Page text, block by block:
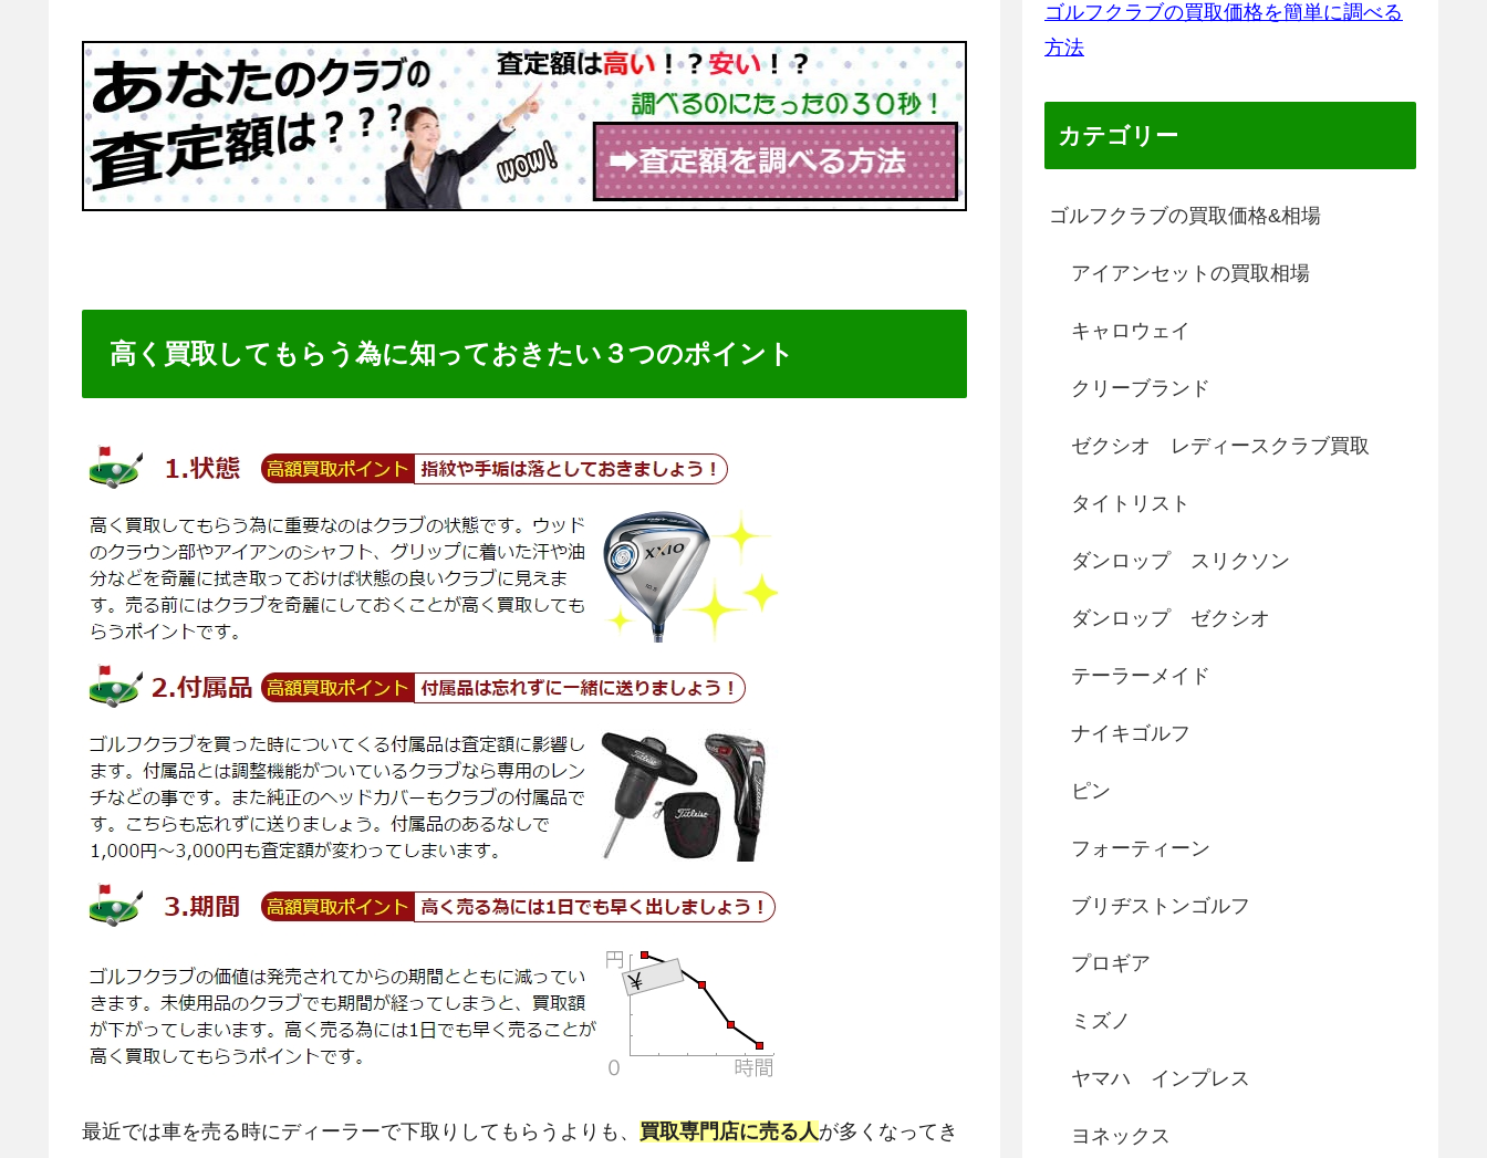
高く買取してもらう為に知っておきたい３つのポイント
最近では車を売る時にディーラーで下取りしてもらうよりも、 買取専門店に売る人が多くなってき
ゴルフクラブの買取価格を簡単に調べる
方法
カテゴリー
ゴルフクラブの買取価格&相場
アイアンセットの買取相場
キャロウェイ
クリーブランド
ゼクシオ レディースクラブ買取
タイトリスト
ダンロップ スリクソン
ダンロップ ゼクシオ
テーラーメイド
ナイキゴルフ
ピン
フォーティーン
ブリヂストンゴルフ
プロギア
ミズノ
ヤマハ インプレス
ヨネックス